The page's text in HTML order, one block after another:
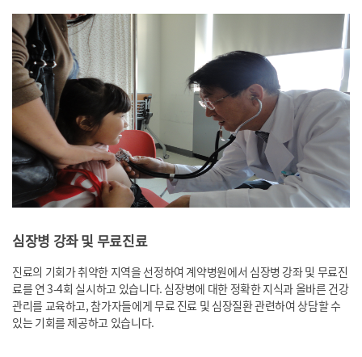
심장병 강좌 및 무료진료
진료의 기회가 취약한 지역을 선정하여 계약병원에서 심장병 강좌 및 무료진
료를 연 3-4회 실시하고 있습니다. 심장병에 대한 정확한 지식과 올바른 건강
관리를 교육하고, 참가자들에게 무료 진료 및 심장질환 관련하여 상담할 수
있는 기회를 제공하고 있습니다.